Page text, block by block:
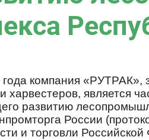
компания «РУТРАК»,
харвестеров, является
развитию
России
и торговли